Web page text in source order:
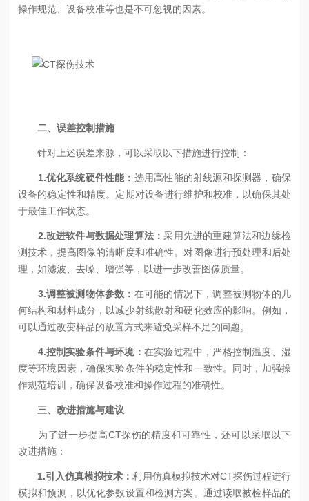
操作规范、设备校准等也是不可忽视的因素。
二、误差控制措施
针对上述误差来源，可以采取以下措施进行控制：
1.优化系统硬件性能： 选用高性能的射线源和探测器，确保
设备的稳定性和精度。定期对设备进行维护和校准，以确保其处
于最佳工作状态。
2.改进软件与数据处理算法：采用先进的重建算法和边缘检
测技术，提高图像的清晰度和准确性。对图像进行预处理和后处
理，如滤波、去噪、增强等，以进一步改善图像质量。
3.调整被测物体参数： 在可能的情况下，调整被测物体的几
何结构和材料成分，以减少射线散射和硬化效应的影响。例如，
可以通过改变样品的放置方式来避免采样不足的问题。
4.控制实验条件与环境： 在实验过程中，严格控制温度、湿
度等环境因素，确保实验条件的稳定性和一致性。同时，加强操
作规范培训，确保设备校准和操作过程的准确性。
三、改进措施与建议
为了进一步提高CT探伤的精度和可靠性，还可以采取以下
改进措施：
1.引入仿真模拟技术：利用仿真模拟技术对CT探伤过程进行
模拟和预测，以优化参数设置和检测方案。通过读取被检样品的